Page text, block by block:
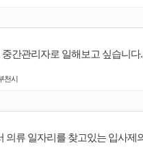
간관리자로 일해보고 싶습니다.
천시